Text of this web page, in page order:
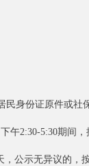
身份证原件或社
午2:30-5:30期间
公示无异议的，